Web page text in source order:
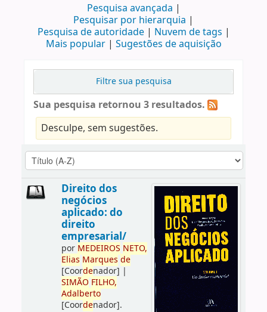
Pesquisa avançada
Pesquisar por hierarquia
Pesquisa de autoridade
Nuvem de tags
Mais popular
Sugestões de aquisição
Filtre sua pesquisa
Sua pesquisa retornou 3 resultados.
Desculpe, sem sugestões.
Direito dos
negócios
aplicado: do
direito
empresarial/
por MEDEIROS NETO,
Elias Marques de
[Coordenador] |
SIMÃO FILHO,
Adalberto
[Coordenador].